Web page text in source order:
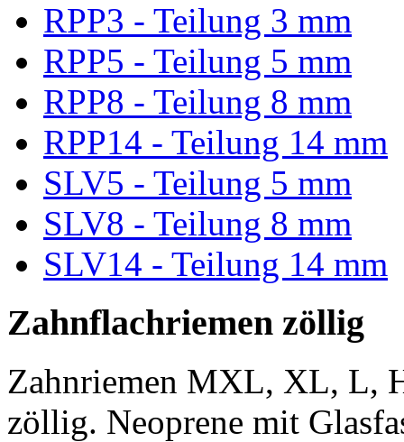
RPP3 - Teilung 3 mm
RPP5 - Teilung 5 mm
RPP8 - Teilung 8 mm
RPP14 - Teilung 14 mm
SLV5 - Teilung 5 mm
SLV8 - Teilung 8 mm
SLV14 - Teilung 14 mm
Zahnflachriemen zöllig
Zahnriemen MXL, XL, L,
zöllig. Neoprene mit